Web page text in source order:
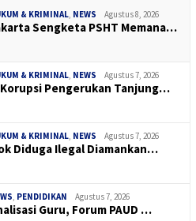
& KRIMINAL NEWS Agustus 8, 2026
Sengketa PSHT Memana…
& KRIMINAL NEWS Agustus 7, 2026
Pengerukan Tanjung…
& KRIMINAL NEWS Agustus 7, 2026
Diduga Ilegal Diamankan…
PENDIDIKAN Agustus 7, 2026
Guru, Forum PAUD …